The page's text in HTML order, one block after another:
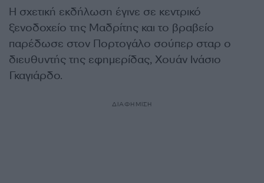
Η σχετική εκδήλωση έγινε σε κεντρικό
ξενοδοχείο της Μαδρίτης και το βραβείο
παρέδωσε στον Πορτογάλο σούπερ σταρ ο
διευθυντής της εφημερίδας, Χουάν Ινάσιο
Γκαγιάρδο.
ΔΙΑΦΗΜΙΣΗ